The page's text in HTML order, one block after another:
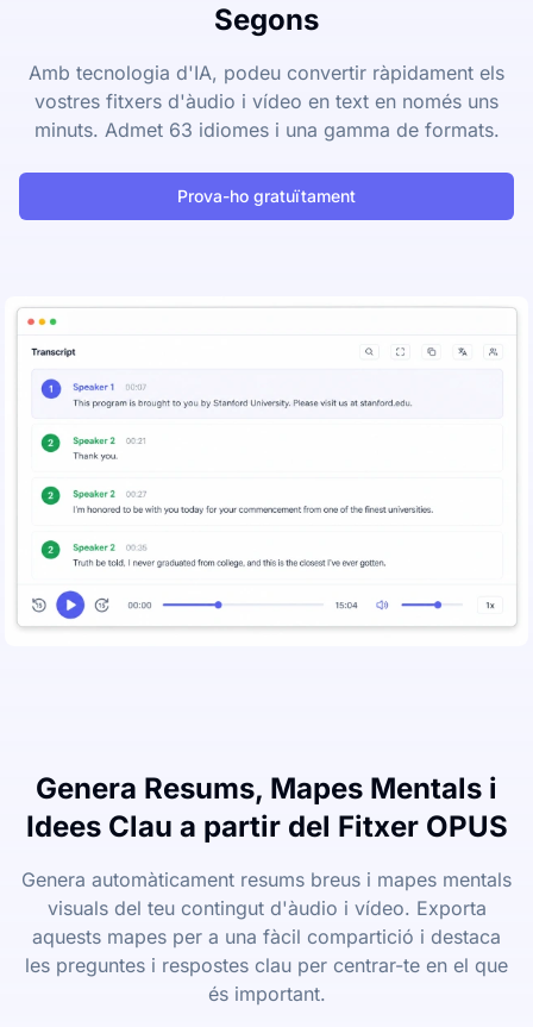
Segons
Amb tecnologia d'IA, podeu convertir ràpidament els
vostres fitxers d'àudio i vídeo en text en només uns
minuts. Admet 63 idiomes i una gamma de formats.
Prova-ho gratuïtament
Genera Resums, Mapes Mentals i
Idees Clau a partir del Fitxer OPUS
Genera automàticament resums breus i mapes mentals
visuals del teu contingut d'àudio i vídeo. Exporta
aquests mapes per a una fàcil compartició i destaca
les preguntes i respostes clau per centrar-te en el que
és important.